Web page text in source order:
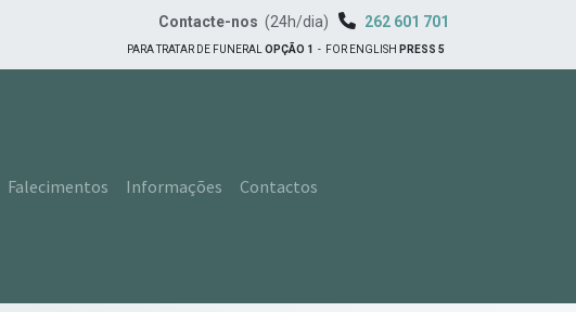
Contacte-nos (24h/dia) 262 601 701
PARA TRATAR DE FUNERAL OPÇÃO 1 - FOR ENGLISH PRESS 5
Falecimentos Informações Contactos